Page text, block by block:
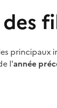
principaux
l'année